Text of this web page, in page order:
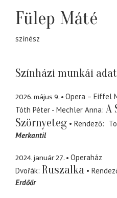
Fülep Máté
színész
Színházi munkái
2026. május 9.
Opera – Eiffel
Tóth Péter - Mechler Anna A
Szörnyeteg
Rendező
Merkantil
2024. január 27.
Operaház
Dvořák Ruszalka
Erdőőr